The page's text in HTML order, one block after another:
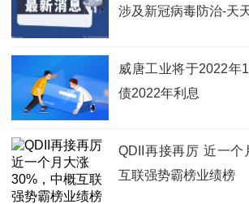
涉及新冠病毒防治-天
威唐工业将于2022年
债2022年利息
QDII再接再厉 近一个
互联强势霸榜业绩榜